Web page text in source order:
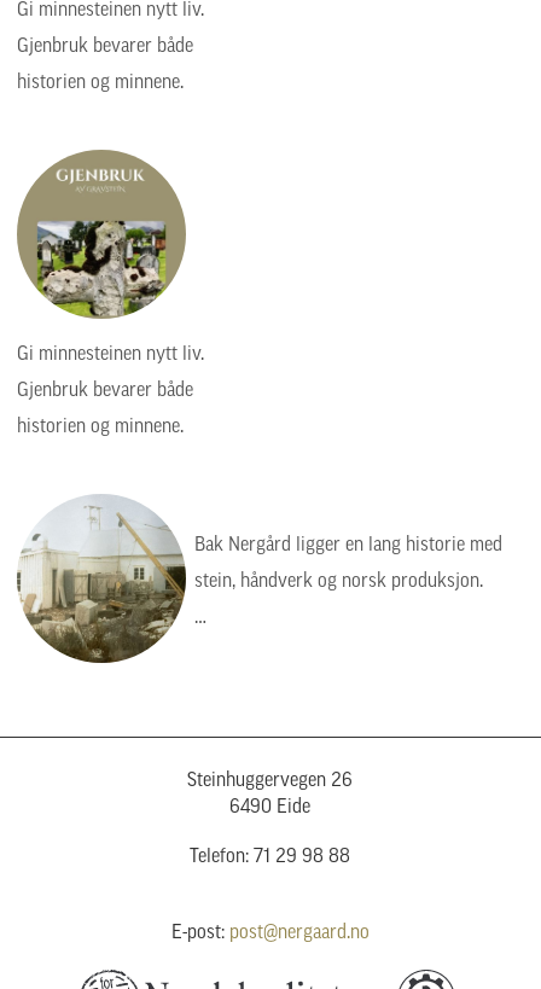
Gi minnesteinen nytt liv.
Gjenbruk bevarer både
historien og minnene.
Gi minnesteinen nytt liv.
Gjenbruk bevarer både
historien og minnene.
Bak Nergård ligger en lang historie med
stein, håndverk og norsk produksjon.
Steinhuggervegen 26
6490 Eide
Telefon: 71 29 98 88
E-post: post@nergaard.no